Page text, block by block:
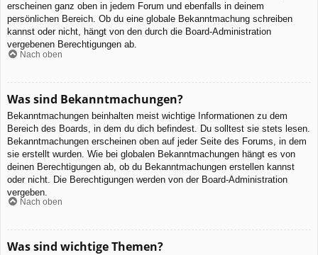
erscheinen ganz oben in jedem Forum und ebenfalls in deinem
persönlichen Bereich. Ob du eine globale Bekanntmachung schreiben
kannst oder nicht, hängt von den durch die Board-Administration
vergebenen Berechtigungen ab.
Nach oben
Was sind Bekanntmachungen?
Bekanntmachungen beinhalten meist wichtige Informationen zu dem
Bereich des Boards, in dem du dich befindest. Du solltest sie stets lesen.
Bekanntmachungen erscheinen oben auf jeder Seite des Forums, in dem
sie erstellt wurden. Wie bei globalen Bekanntmachungen hängt es von
deinen Berechtigungen ab, ob du Bekanntmachungen erstellen kannst
oder nicht. Die Berechtigungen werden von der Board-Administration
vergeben.
Nach oben
Was sind wichtige Themen?